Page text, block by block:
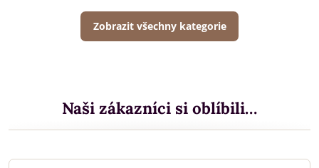
Zobrazit všechny kategorie
Naši zákazníci si oblíbili…